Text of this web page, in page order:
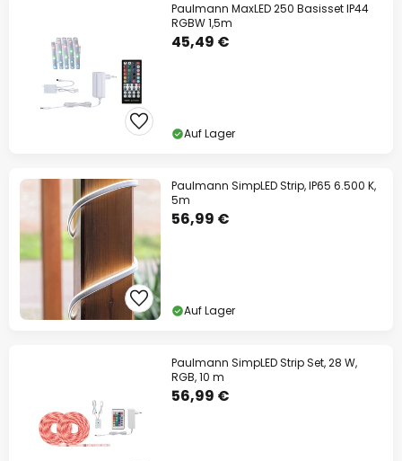
Paulmann MaxLED 250 Basisset IP44
RGBW 1,5m
45,49 €
Auf Lager
Paulmann SimpLED Strip, IP65 6.500 K,
5m
56,99 €
Auf Lager
Paulmann SimpLED Strip Set, 28 W,
RGB, 10 m
56,99 €